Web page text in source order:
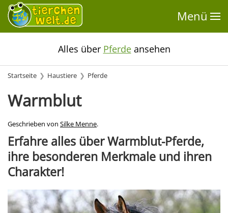
Menü
Alles über Pferdeansehen
Startseite Haustiere Pferde
Warmblut
Geschrieben von Silke Menne.
Erfahre alles über Warmblut-Pferde,
ihre besonderen Merkmale und ihren
Charakter!